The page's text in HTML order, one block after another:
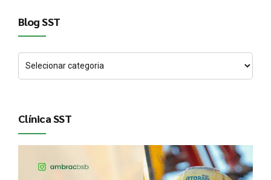
Blog SST
Clínica SST